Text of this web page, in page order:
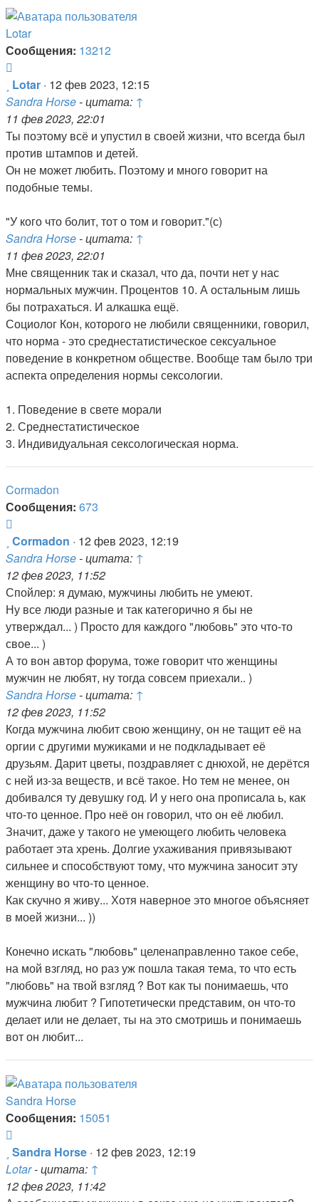
Lotar
Сообщения: 13212
Сообщение
Lotar · 12 фев 2023, 12:15
Sandra Horse- цитата: ↑
11 фев 2023, 22:01
Ты поэтому всё и упустил в своей жизни, что всегда был
против штампов и детей.
Он не может любить. Поэтому и много говорит на
подобные темы.
"У кого что болит, тот о том и говорит."(с)
Sandra Horse- цитата: ↑
11 фев 2023, 22:01
Мне священник так и сказал, что да, почти нет у нас
нормальных мужчин. Процентов 10. А остальным лишь
бы потрахаться. И алкашка ещё.
Социолог Кон, которого не любили священники, говорил,
что норма - это среднестатистическое сексуальное
поведение в конкретном обществе. Вообще там было три
аспекта определения нормы сексологии.
1. Поведение в свете морали
2. Среднестатистическое
3. Индивидуальная сексологическая норма.
Cormadon
Сообщения: 673
Сообщение
Cormadon · 12 фев 2023, 12:19
Sandra Horse- цитата: ↑
12 фев 2023, 11:52
Спойлер: я думаю, мужчины любить не умеют.
Ну все люди разные и так категорично я бы не
утверждал... ) Просто для каждого "любовь" это что-то
свое... )
А то вон автор форума, тоже говорит что женщины
мужчин не любят, ну тогда совсем приехали.. )
Sandra Horse- цитата: ↑
12 фев 2023, 11:52
Когда мужчина любит свою женщину, он не тащит её на
оргии с другими мужиками и не подкладывает её
друзьям. Дарит цветы, поздравляет с днюхой, не дерётся
с ней из-за веществ, и всё такое. Но тем не менее, он
добивался ту девушку год. И у него она прописала ь, как
что-то ценное. Про неё он говорил, что он её любил.
Значит, даже у такого не умеющего любить человека
работает эта хрень. Долгие ухаживания привязывают
сильнее и способствуют тому, что мужчина заносит эту
женщину во что-то ценное.
Как скучно я живу... Хотя наверное это многое объясняет
в моей жизни... ))
Конечно искать "любовь" целенаправленно такое себе,
на мой взгляд, но раз уж пошла такая тема, то что есть
"любовь" на твой взгляд ? Вот как ты понимаешь, что
мужчина любит ? Гипотетически представим, он что-то
делает или не делает, ты на это смотришь и понимаешь
вот он любит...
Sandra Horse
Сообщения: 15051
Сообщение
Sandra Horse · 12 фев 2023, 12:19
Lotar- цитата: ↑
12 фев 2023, 11:42